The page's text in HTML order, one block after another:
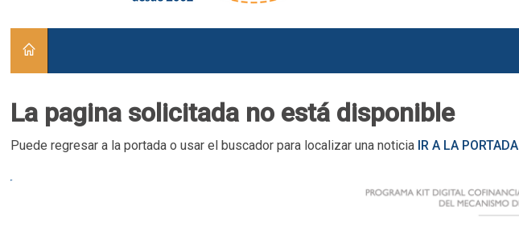
La pagina solicitada no está disponible
Puede regresar a la portada o usar el buscador para localizar una noticia IR A LA PORTADA